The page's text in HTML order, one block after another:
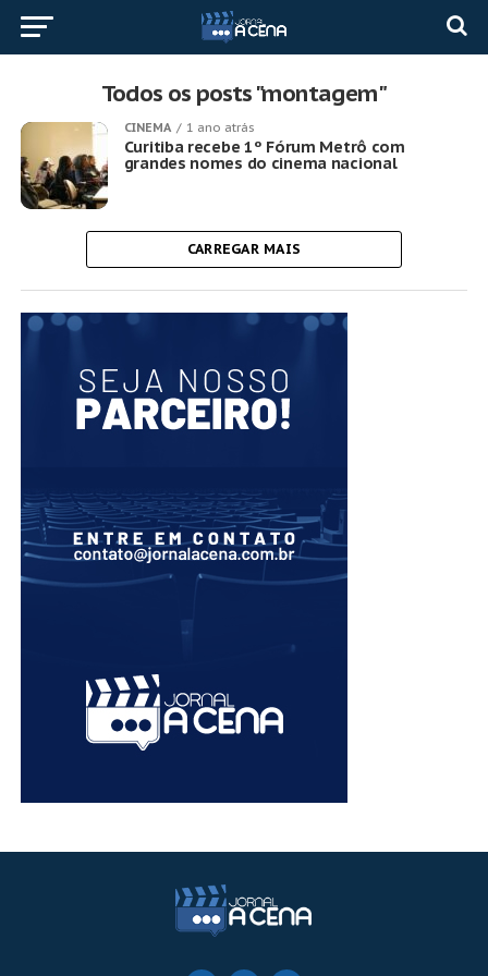
Todos os posts "montagem"
CINEMA 1 ano atrás
Curitiba recebe 1º Fórum Metrô com
grandes nomes do cinema nacional
CARREGAR MAIS